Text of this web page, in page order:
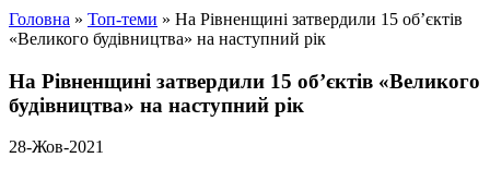
Головна » Топ-теми » На Рівненщині затвердили 15 об’єктів
«Великого будівництва» на наступний рік
На Рівненщині затвердили 15 об’єктів «Великого
будівництва» на наступний рік
28-Жов-2021